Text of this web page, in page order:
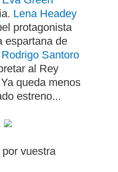
Lena Headey
protagonista
espartana de
Rodrigo Santoro
al Rey
queda menos
estreno...
vuestra